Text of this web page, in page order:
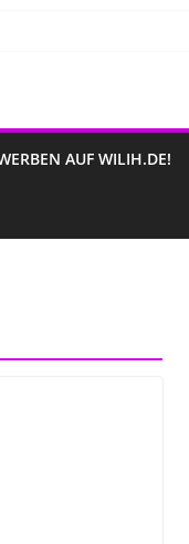
AUF WILIH.DE!